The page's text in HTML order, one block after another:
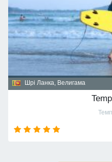
Домініканська республіка,